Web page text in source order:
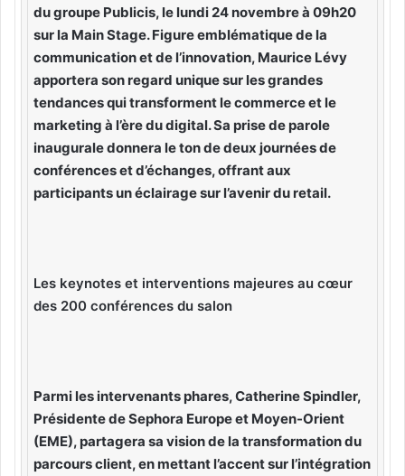
du groupe Publicis, le lundi 24 novembre à 09h20
sur la Main Stage. Figure emblématique de la
communication et de l’innovation, Maurice Lévy
apportera son regard unique sur les grandes
tendances qui transforment le commerce et le
marketing à l’ère du digital. Sa prise de parole
inaugurale donnera le ton de deux journées de
conférences et d’échanges, offrant aux
participants un éclairage sur l’avenir du retail.
Les keynotes et interventions majeures au cœur
des 200 conférences du salon
Parmi les intervenants phares, Catherine Spindler,
Présidente de Sephora Europe et Moyen-Orient
(EME), partagera sa vision de la transformation du
parcours client, en mettant l’accent sur l’intégration